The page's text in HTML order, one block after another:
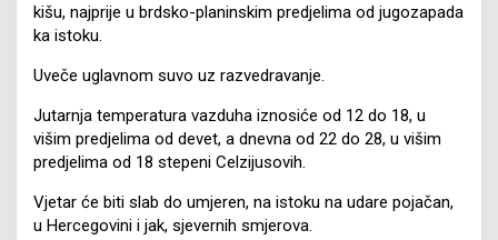
kišu, najprije u brdsko-planinskim predjelima od jugozapada
ka istoku.
Uveče uglavnom suvo uz razvedravanje.
Jutarnja temperatura vazduha iznosiće od 12 do 18, u
višim predjelima od devet, a dnevna od 22 do 28, u višim
predjelima od 18 stepeni Celzijusovih.
Vjetar će biti slab do umjeren, na istoku na udare pojačan,
u Hercegovini i jak, sjevernih smjerova.